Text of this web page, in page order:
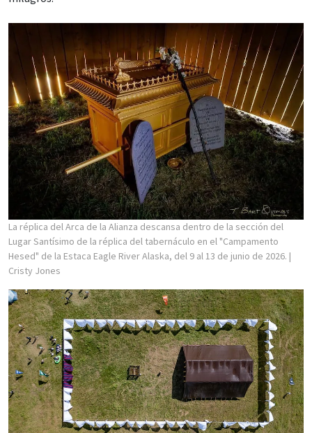
La réplica del Arca de la Alianza descansa dentro de la sección del
Lugar Santísimo de la réplica del tabernáculo en el "Campamento
Hesed" de la Estaca Eagle River Alaska, del 9 al 13 de junio de 2026. |
Cristy Jones